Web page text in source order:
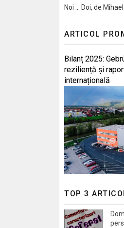
Noi … Doi, de
ARTICOL
Bilanț 2025:
reziliență și
internațională
TOP 3